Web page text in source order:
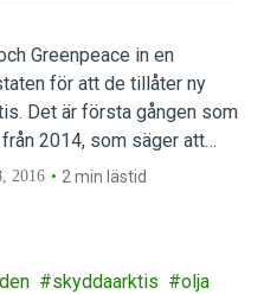
Greenpeace in en
för att de tillåter ny
Det är första gången som
2014, som säger att
och miljön för framtida
2016 2 min lästid
skyddaarktis olja